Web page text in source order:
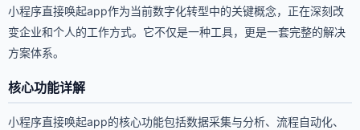
小程序直接唤起app作为当前数字化转型中的关键概念，正在深刻改
变企业和个人的工作方式。它不仅是一种工具，更是一套完整的解决
方案体系。
核心功能详解
小程序直接唤起app的核心功能包括数据采集与分析、流程自动化、